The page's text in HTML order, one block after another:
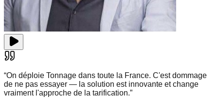
“On déploie Tonnage dans toute la France. C'est dommage
de ne pas essayer — la solution est innovante et change
vraiment l'approche de la tarification.”